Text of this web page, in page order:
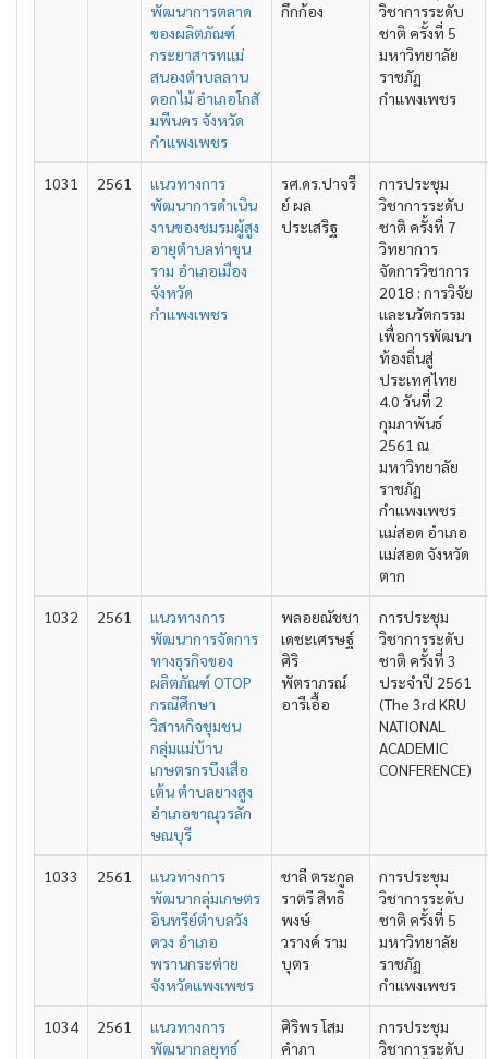
พัฒนาการตลาด
ของผลิตภัณฑ์
กระยาสารทแม่
สนองตำบลลาน
ดอกไม้ อำเภอโกสั
มพีนคร จังหวัด
กำแพงเพชร
กึกก้อง
วิชาการระดับ
ชาติ ครั้งที่ 5
มหาวิทยาลัย
ราชภัฏ
กำแพงเพชร
1031 2561
แนวทางการ
พัฒนาการดำเนิน
งานของชมรมผู้สูง
อายุตำบลท่าขุน
ราม อำเภอเมือง
จังหวัด
กำแพงเพชร
รศ.ดร.ปาจรี
ย์ ผล
ประเสริฐ
การประชุม
วิชาการระดับ
ชาติ ครั้งที่ 7
วิทยาการ
จัดการวิชาการ
2018 : การวิจัย
และนวัตกรรม
เพื่อการพัฒนา
ท้องถิ่นสู่
ประเทศไทย
4.0 วันที่ 2
กุมภาพันธ์
2561 ณ
มหาวิทยาลัย
ราชภัฏ
กำแพงเพชร
แม่สอด อำเภอ
แม่สอด จังหวัด
ตาก
1032 2561
แนวทางการ
พัฒนาการจัดการ
ทางธุรกิจของ
ผลิตภัณฑ์ OTOP
กรณีศึกษา
วิสาหกิจชุมชน
กลุ่มแม่บ้าน
เกษตรกรบึงเสือ
เต้น ตำบลยางสูง
อำเภอขาณุวรลัก
ษณบุรี
พลอยณัชชา
เดชะเศรษฐ์
ศิริ
พัตราภรณ์
อารีเอื้อ
การประชุม
วิชาการระดับ
ชาติ ครั้งที่ 3
ประจําปี 2561
(The 3rd KRU
NATIONAL
ACADEMIC
CONFERENCE)
1033 2561
แนวทางการ
พัฒนากลุ่มเกษตร
อินทรีย์ตำบลวัง
ควง อำเภอ
พรานกระต่าย
จังหวัดแพงเพชร
ชาลี ตระกูล
ราตรี สิทธิ
พงษ์
วรางค์ ราม
บุตร
การประชุม
วิชาการระดับ
ชาติ ครั้งที่ 5
มหาวิทยาลัย
ราชภัฏ
กำแพงเพชร
1034 2561
แนวทางการ
พัฒนากลยุทธ์
ศิริพร โสม
คำภา
การประชุม
วิชาการระดับ